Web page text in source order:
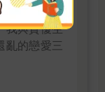
的妹妹
女×帶著魔
我與資優生
亂的戀愛三